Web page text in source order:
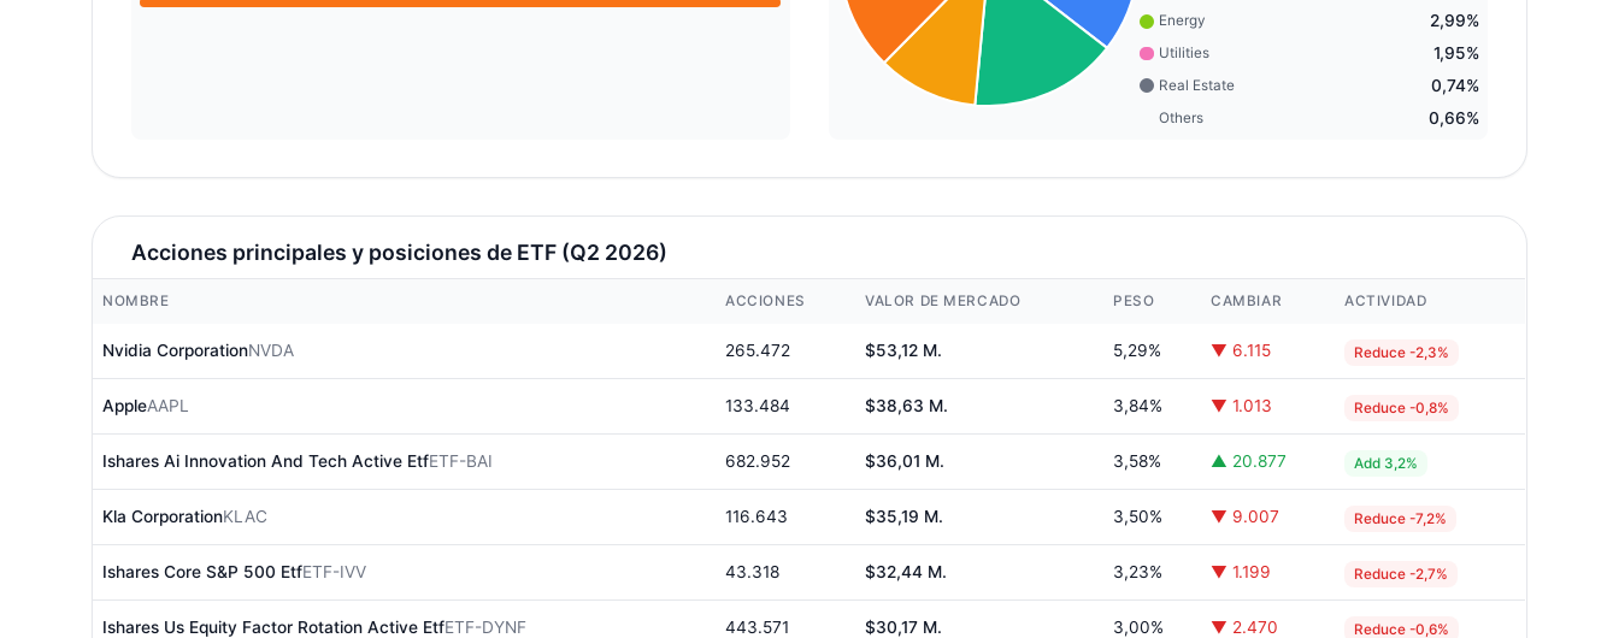
Energy 2,99%
Utilities 1,95%
Real Estate 0,74%
Others 0,66%
Acciones principales y posiciones de ETF (Q2 2026)
NOMBRE ACCIONES VALOR DE MERCADO PESO CAMBIAR ACTIVIDAD
Nvidia CorporationNVDA 265.472 $53,12 M. 5,29% ▼ 6.115 Reduce -2,3%
AppleAAPL 133.484 $38,63 M. 3,84% ▼ 1.013 Reduce -0,8%
Ishares Ai Innovation And Tech Active EtfETF-BAI 682.952 $36,01 M. 3,58% ▲ 20.877 Add 3,2%
Kla CorporationKLAC 116.643 $35,19 M. 3,50% ▼ 9.007 Reduce -7,2%
Ishares Core S&P 500 EtfETF-IVV 43.318 $32,44 M. 3,23% ▼ 1.199 Reduce -2,7%
Ishares Us Equity Factor Rotation Active EtfETF-DYNF 443.571 $30,17 M. 3,00% ▼ 2.470 Reduce -0,6%